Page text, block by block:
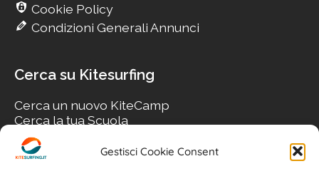
Gestisci Cookie Consent
Cookie Policy
Condizioni Generali Annunci
Cerca su Kitesurfing
Cerca un nuovo KiteCamp
Cerca la tua Scuola
Cerca il tuo KiteSpot
Cerca Accommodation